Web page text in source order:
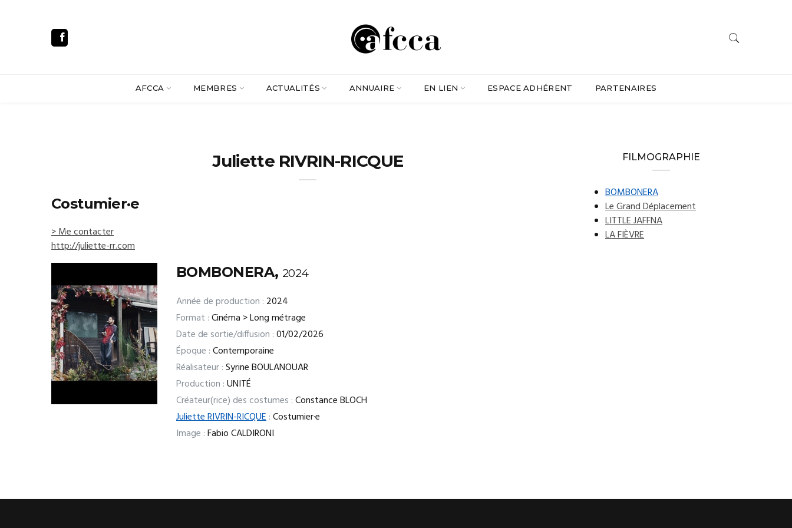
AFCCA MEMBRES ACTUALITÉS ANNUAIRE EN LIEN ESPACE ADHÉRENT PARTENAIRES
Juliette RIVRIN-RICQUE
Costumier·e
> Me contacter
http://juliette-rr.com
BOMBONERA, 2024
Année de production : 2024
Format :Cinéma > Long métrage
Date de sortie/diffusion :01/02/2026
Époque :Contemporaine
Réalisateur :Syrine BOULANOUAR
Production :UNITÉ
Créateur(rice) des costumes :Constance BLOCH
Juliette RIVRIN-RICQUE:Costumier·e
Image :Fabio CALDIRONI
FILMOGRAPHIE
BOMBONERA
Le Grand Déplacement
LITTLE JAFFNA
LA FIÈVRE